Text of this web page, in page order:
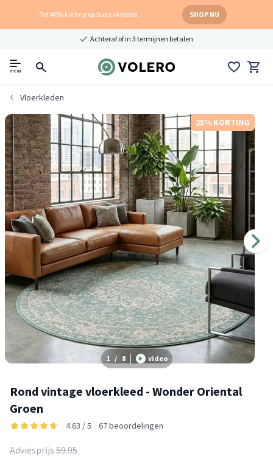
Tot 40% korting op buitenkleden SHOP NU
Achteraf of in 3 termijnen betalen
menu
Vloerkleden
25% KORTING
1 / 8 video
Rond vintage vloerkleed - Wonder Oriental
Groen
4.63 / 5 67 beoordelingen
Adviesprijs 59.95